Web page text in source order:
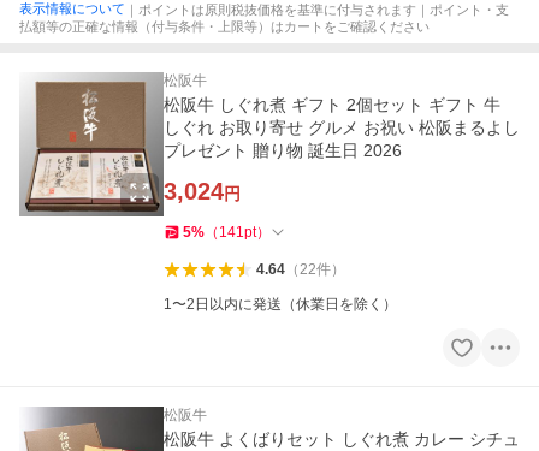
表示情報について ｜ポイントは原則税抜価格を基準に付与されます｜ポイント・支
払額等の正確な情報（付与条件・上限等）はカートをご確認ください
松阪牛
松阪牛 しぐれ煮 ギフト 2個セット ギフト 牛
しぐれ お取り寄せ グルメ お祝い 松阪まるよし
プレゼント 贈り物 誕生日 2026
3,024円
5% （ 141pt）
4.64（22件）
1〜2日以内に発送（休業日を除く）
松阪牛
松阪牛 よくばりセット しぐれ煮 カレー シチュ